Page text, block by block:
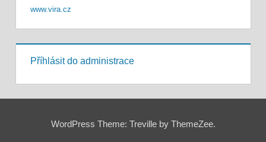
www.vira.cz
Příhlásit do administrace
WordPress Theme: Treville by ThemeZee.